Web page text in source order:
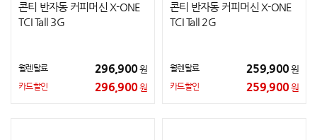
콘티 반자동 커피머신 X-ONE
TCI Tall 3G
월렌탈료 296,900원
카드할인 296,900원
콘티 반자동 커피머신 X-ONE
TCI Tall 2G
월렌탈료 259,900원
카드할인 259,900원